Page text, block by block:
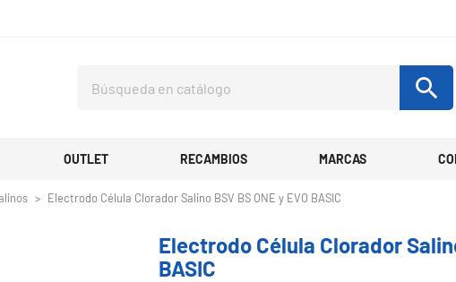

OUTLET RECAMBIOS MARCAS
Electrodo Célula Clorador Salino BSV BS ONE y EVO BASIC
Electrodo Célula Clorador
BASIC